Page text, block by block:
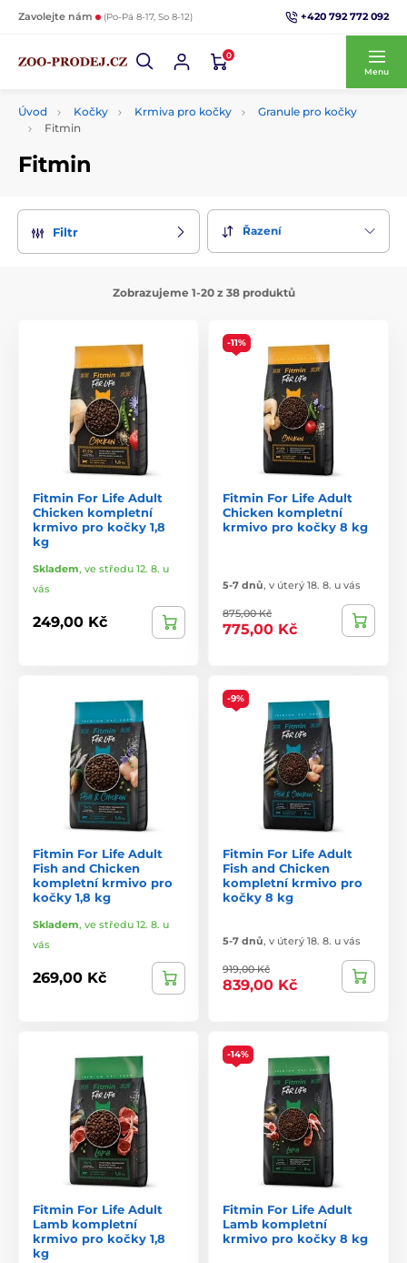
Zavolejte nám (Po-Pá 8-17, So 8-12) +420 792 772 092
0
Menu
Úvod Kočky Krmiva pro kočky
Granule pro kočky
Fitmin
Fitmin
Filtr Řazení
Zobrazujeme 1-20 z 38 produktů
Fitmin For Life Adult
Chicken kompletní
krmivo pro kočky 1,8
kg
Skladem, ve středu 12. 8. u
vás
249,00 Kč
-11%
Fitmin For Life Adult
Chicken kompletní
krmivo pro kočky 8 kg
5-7 dnů, v úterý 18. 8. u vás
875,00 Kč
775,00 Kč
Fitmin For Life Adult
Fish and Chicken
kompletní krmivo pro
kočky 1,8 kg
Skladem, ve středu 12. 8. u
vás
269,00 Kč
-9%
Fitmin For Life Adult
Fish and Chicken
kompletní krmivo pro
kočky 8 kg
5-7 dnů, v úterý 18. 8. u vás
919,00 Kč
839,00 Kč
Fitmin For Life Adult
Lamb kompletní
krmivo pro kočky 1,8
kg
-14%
Fitmin For Life Adult
Lamb kompletní
krmivo pro kočky 8 kg